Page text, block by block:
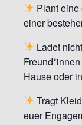
Plant
einer
Ladet
Hause oder
Tragt
euer